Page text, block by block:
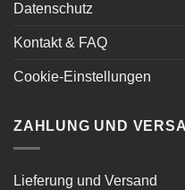
Datenschutz
Kontakt & FAQ
Cookie-Einstellungen
ZAHLUNG UND
Lieferung und Versand